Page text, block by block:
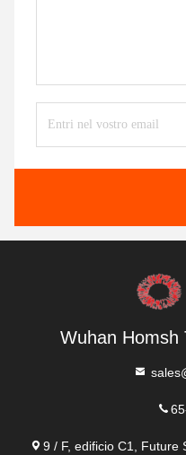
Wuhan Homsh
9 / F, edificio C1, Future